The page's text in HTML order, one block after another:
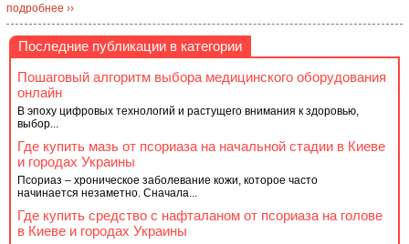
подробнее ››
Последние публикации в категории
Пошаговый алгоритм выбора медицинского оборудования
онлайн
В эпоху цифровых технологий и растущего внимания к здоровью,
выбор...
Где купить мазь от псориаза на начальной стадии в Киеве
и городах Украины
Псориаз – хроническое заболевание кожи, которое часто
начинается незаметно. Сначала...
Где купить средство с нафталаном от псориаза на голове
в Киеве и городах Украины